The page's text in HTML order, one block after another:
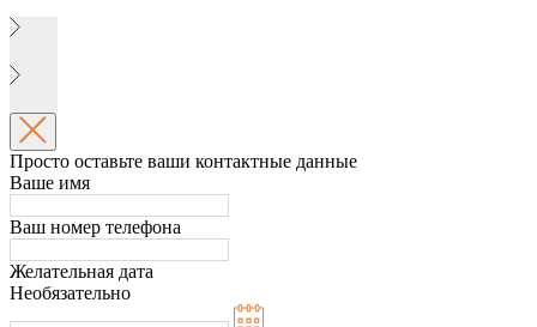
Просто оставьте ваши контактные данные
Ваше имя
Ваш номер телефона
Желательная дата
Необязательно